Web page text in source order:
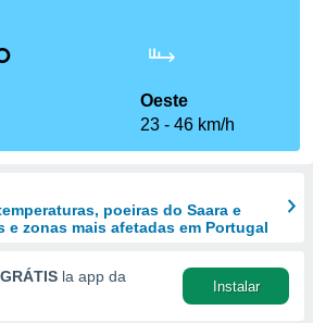
Oeste
23
46 km/h
poeiras do Saara e
e zonas mais afetadas em Portugal
GRÁTIS la app da
Instalar